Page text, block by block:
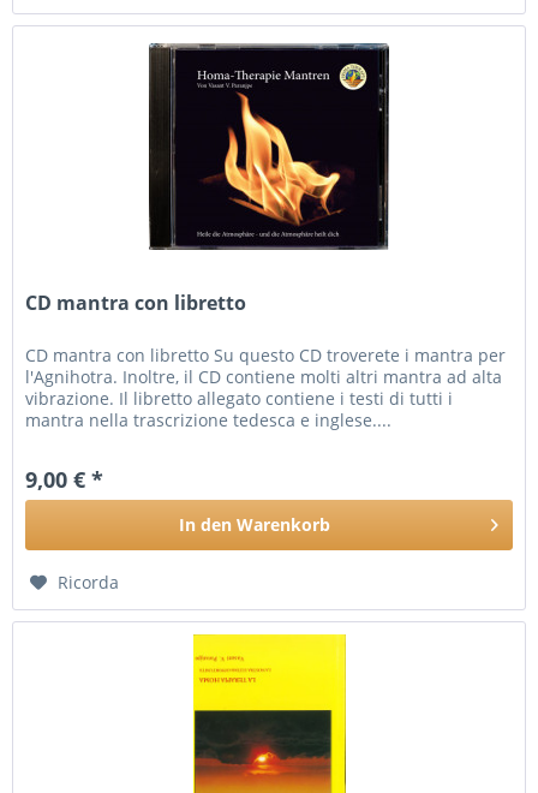
CD mantra con libretto
CD mantra con libretto Su questo CD troverete i mantra per
l'Agnihotra. Inoltre, il CD contiene molti altri mantra ad alta
vibrazione. Il libretto allegato contiene i testi di tutti i
mantra nella trascrizione tedesca e inglese....
9,00 € *
In den Warenkorb
Ricorda